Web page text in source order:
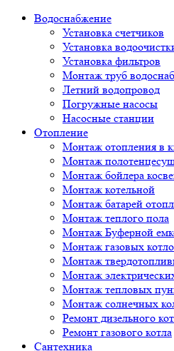
Водоснабжение
Установка счетчиков
Установка
Установка фильтров
Монтаж труб
Летний водопровод
Погружные насосы
Насосные станции
Отопление
Монтаж отопления в
Монтаж
Монтаж бойлера
Монтаж котельной
Монтаж батарей
Монтаж теплого пола
Монтаж Буферной
Монтаж газовых
Монтаж
Монтаж
Монтаж тепловых
Монтаж солнечных
Ремонт дизельного
Ремонт газового котла
Cантехника